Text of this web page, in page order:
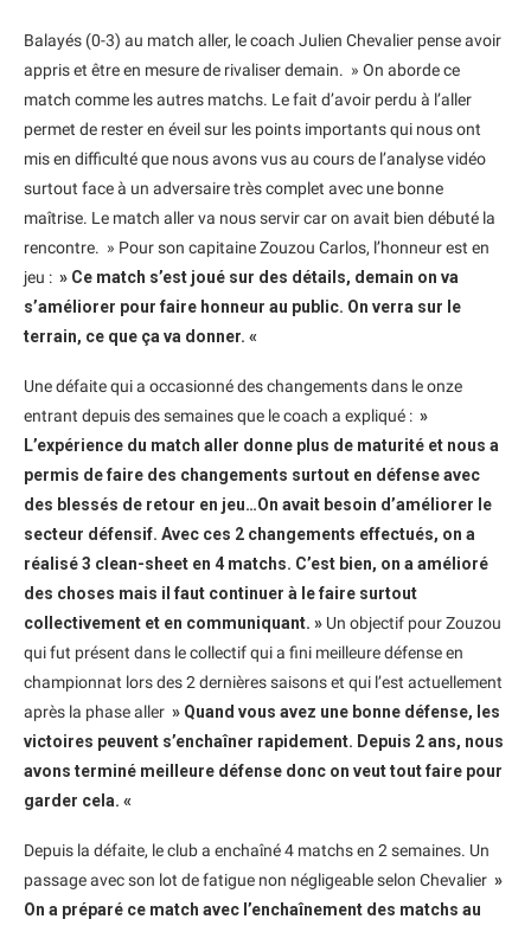
Balayés (0-3) au match aller, le coach Julien Chevalier pense avoir
appris et être en mesure de rivaliser demain. » On aborde ce
match comme les autres matchs. Le fait d’avoir perdu à l’aller
permet de rester en éveil sur les points importants qui nous ont
mis en difficulté que nous avons vus au cours de l’analyse vidéo
surtout face à un adversaire très complet avec une bonne
maîtrise. Le match aller va nous servir car on avait bien débuté la
rencontre. » Pour son capitaine Zouzou Carlos, l’honneur est en
jeu : » Ce match s’est joué sur des détails, demain on va
s’améliorer pour faire honneur au public. On verra sur le
terrain, ce que ça va donner. «
Une défaite qui a occasionné des changements dans le onze
entrant depuis des semaines que le coach a expliqué : »
L’expérience du match aller donne plus de maturité et nous a
permis de faire des changements surtout en défense avec
des blessés de retour en jeu…On avait besoin d’améliorer le
secteur défensif. Avec ces 2 changements effectués, on a
réalisé 3 clean-sheet en 4 matchs. C’est bien, on a amélioré
des choses mais il faut continuer à le faire surtout
collectivement et en communiquant. » Un objectif pour Zouzou
qui fut présent dans le collectif qui a fini meilleure défense en
championnat lors des 2 dernières saisons et qui l’est actuellement
après la phase aller » Quand vous avez une bonne défense, les
victoires peuvent s’enchaîner rapidement. Depuis 2 ans, nous
avons terminé meilleure défense donc on veut tout faire pour
garder cela. «
Depuis la défaite, le club a enchaîné 4 matchs en 2 semaines. Un
passage avec son lot de fatigue non négligeable selon Chevalier »
On a préparé ce match avec l’enchaînement des matchs au